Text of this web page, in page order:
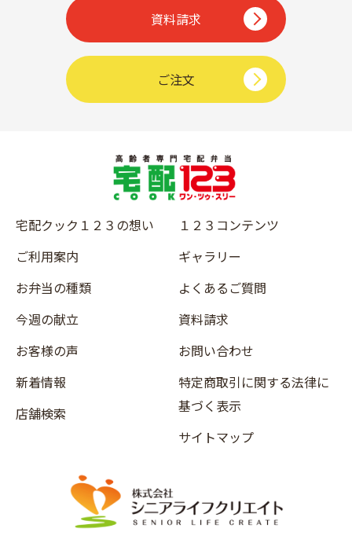
資料請求
ご注文
宅配クック１２３の想い
ご利用案内
お弁当の種類
今週の献立
お客様の声
新着情報
店舗検索
１２３コンテンツ
ギャラリー
よくあるご質問
資料請求
お問い合わせ
特定商取引に関する法律に
基づく表示
サイトマップ